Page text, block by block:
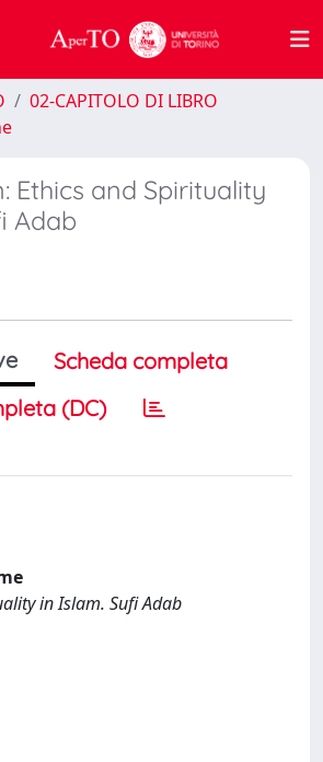
02-CAPITOLO DI LIBRO
Ethics and Spirituality
Adab
Scheda completa
(DC)
in Islam. Sufi Adab